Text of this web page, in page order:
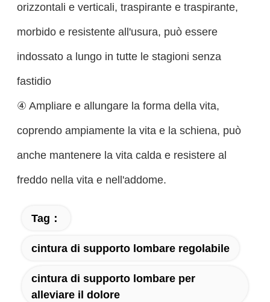
orizzontali e verticali, traspirante e traspirante,
morbido e resistente all'usura, può essere
indossato a lungo in tutte le stagioni senza
fastidio
④ Ampliare e allungare la forma della vita,
coprendo ampiamente la vita e la schiena, può
anche mantenere la vita calda e resistere al
freddo nella vita e nell'addome.
Tag：
cintura di supporto lombare regolabile
cintura di supporto lombare per
alleviare il dolore